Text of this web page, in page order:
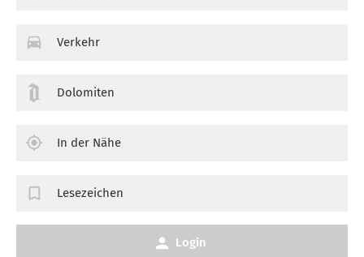
Verkehr
Dolomiten
In der Nähe
Lesezeichen
Login